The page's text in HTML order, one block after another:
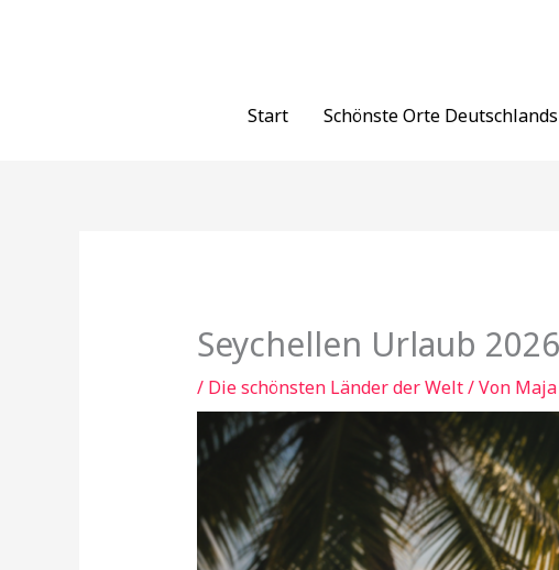
Start
Schönste Orte Deutschlands
Seychellen Urlaub
/ Die schönsten Länder der Welt/ Von